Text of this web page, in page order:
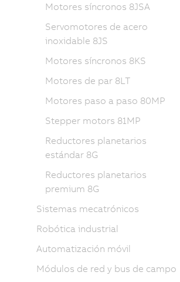
Motores síncronos 8JSA
Servomotores de acero
inoxidable 8JS
Motores síncronos 8KS
Motores de par 8LT
Motores paso a paso 80MP
Stepper motors 81MP
Reductores planetarios
estándar 8G
Reductores planetarios
premium 8G
Sistemas mecatrónicos
Robótica industrial
Automatización móvil
Módulos de red y bus de campo